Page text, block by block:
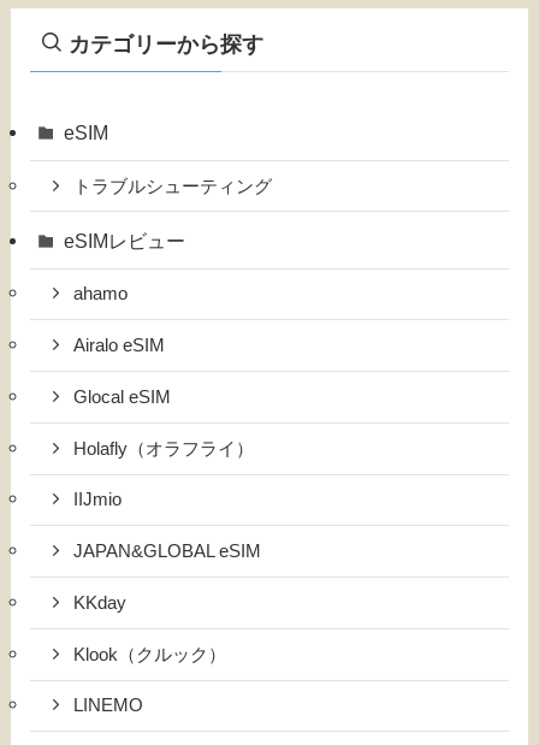
カテゴリーから探す
eSIM
トラブルシューティング
eSIMレビュー
ahamo
Airalo eSIM
Glocal eSIM
Holafly（オラフライ）
IIJmio
JAPAN&GLOBAL eSIM
KKday
Klook（クルック）
LINEMO